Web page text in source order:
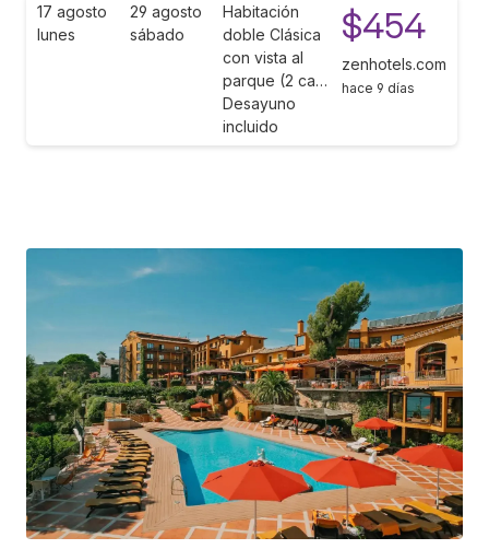
17 agosto
lunes
29 agosto
sábado
Habitación
doble Clásica
con vista al
parque (2 ca…
Desayuno
incluido
$454
zenhotels.com
hace 9 días